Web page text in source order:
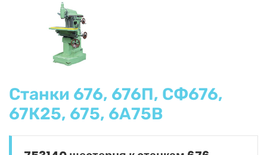
Станки 676, 676П, СФ676,
67К25, 675, 6А75В